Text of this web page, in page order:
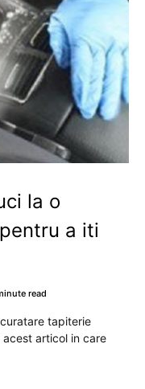
la o
a iti
read
tapiterie
articol in care